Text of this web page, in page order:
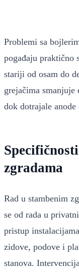
Problemi sa
pogađaju praktično
stariji od osam do
grejačima smanjuje
dok dotrajale
zgradama
Rad u stambenim
se od rada u
pristup
zidove, podove i
stanova.